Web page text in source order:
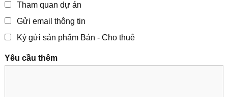
Tham quan dự án
Gửi email thông tin
Ký gửi sản phẩm Bán - Cho thuê
Yêu cầu thêm